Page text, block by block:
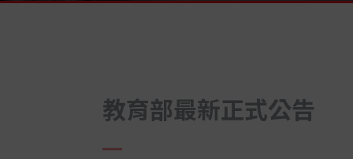
教育部最新正式公告